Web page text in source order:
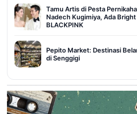
Tamu Artis di Pesta
Nadech Kugimiya, Ada
BLACKPINK
Pepito Market: Destinasi
di Senggigi